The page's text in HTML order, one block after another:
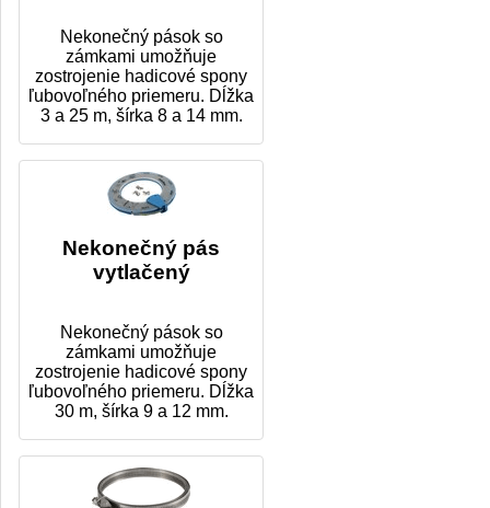
Nekonečný pások so
zámkami umožňuje
zostrojenie hadicové spony
ľubovoľného priemeru. Dĺžka
3 a 25 m, šírka 8 a 14 mm.
Nekonečný pás
vytlačený
Nekonečný pások so
zámkami umožňuje
zostrojenie hadicové spony
ľubovoľného priemeru. Dĺžka
30 m, šírka 9 a 12 mm.